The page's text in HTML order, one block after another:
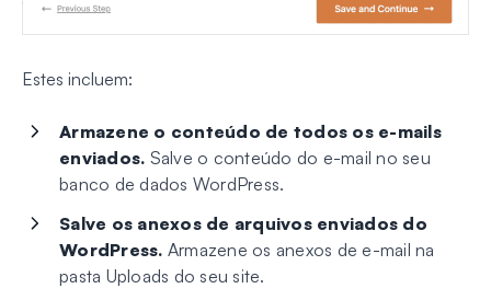
Estes incluem:
Armazene o conteúdo de todos os e-mails
enviados. Salve o conteúdo do e-mail no seu
banco de dados WordPress.
Salve os anexos de arquivos enviados do
WordPress. Armazene os anexos de e-mail na
pasta Uploads do seu site.